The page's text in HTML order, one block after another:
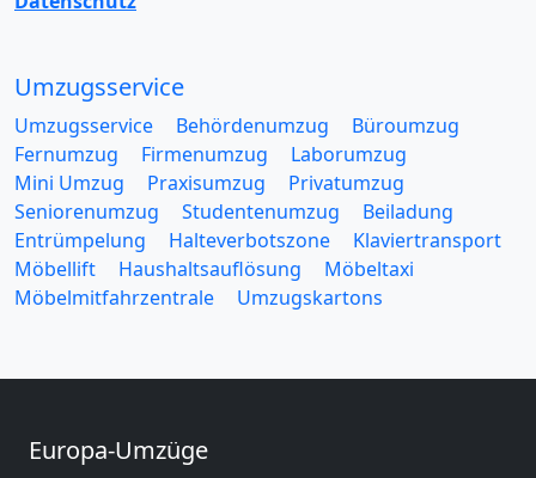
Umzugsservice
Umzugsservice Behördenumzug
Büroumzug
Fernumzug
Firmenumzug
Laborumzug
Mini Umzug
Praxisumzug
Privatumzug
Seniorenumzug
Studentenumzug
Beiladung
Entrümpelung
Halteverbotszone
Klaviertransport
Möbellift
Haushaltsauflösung
Möbeltaxi
Möbelmitfahrzentrale
Umzugskartons
Europa-Umzüge